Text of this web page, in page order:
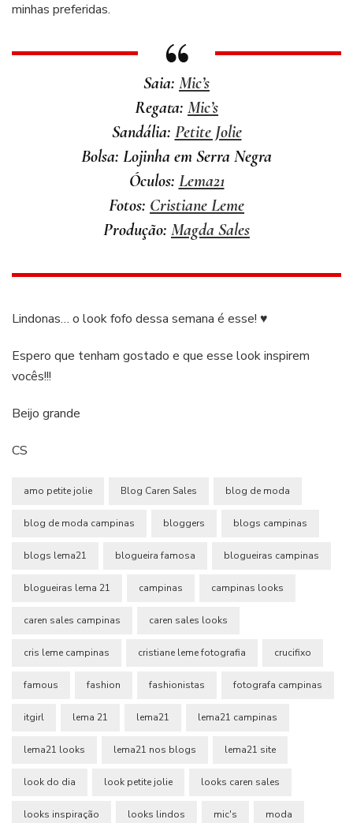
minhas preferidas.
Saia: Mic’s
Regata: Mic’s
Sandália: Petite Jolie
Bolsa: Lojinha em Serra Negra
Óculos: Lema21
Fotos: Cristiane Leme
Produção: Magda Sales
Lindonas… o look fofo dessa semana é esse! ♥
Espero que tenham gostado e que esse look inspirem
vocês!!!
Beijo grande
CS
amo petite jolie Blog Caren Sales blog de moda
blog de moda campinas bloggers blogs campinas
blogs lema21 blogueira famosa blogueiras campinas
blogueiras lema 21 campinas campinas looks
caren sales campinas caren sales looks
cris leme campinas cristiane leme fotografia crucifixo
famous fashion fashionistas fotografa campinas
itgirl lema 21 lema21 lema21 campinas
lema21 looks lema21 nos blogs lema21 site
look do dia look petite jolie looks caren sales
looks inspiração looks lindos mic's moda